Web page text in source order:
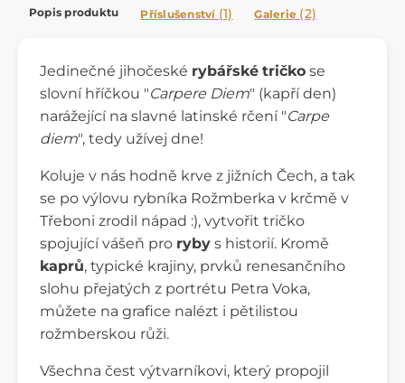
Popis produktu Příslušenství (1) Galerie (2)
Jedinečné jihočeské rybářské tričko se
slovní hříčkou "Carpere Diem" (kapří den)
narážející na slavné latinské rčení "Carpe
diem", tedy užívej dne!
Koluje v nás hodně krve z jižních Čech, a tak
se po výlovu rybníka Rožmberka v krčmě v
Třeboni zrodil nápad :), vytvořit tričko
spojující vášeň pro ryby s historií. Kromě
kaprů, typické krajiny, prvků renesančního
slohu přejatých z portrétu Petra Voka,
můžete na grafice nalézt i pětilistou
rožmberskou růži.
Všechna čest výtvarníkovi, který propojil